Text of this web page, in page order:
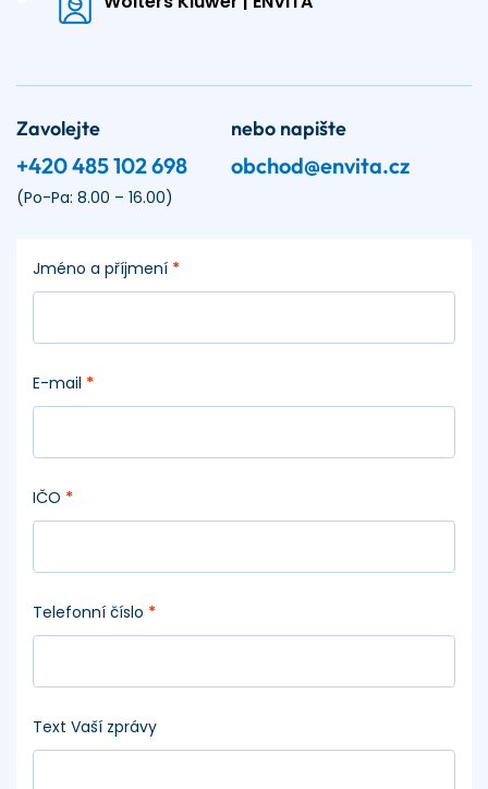
Zavolejte
+420 485 102 698
(Po-Pa: 8.00 – 16.00)
nebo napište
obchod@envita.cz
Jméno a příjmení *
E-mail *
IČO *
Telefonní číslo *
Text Vaší zprávy